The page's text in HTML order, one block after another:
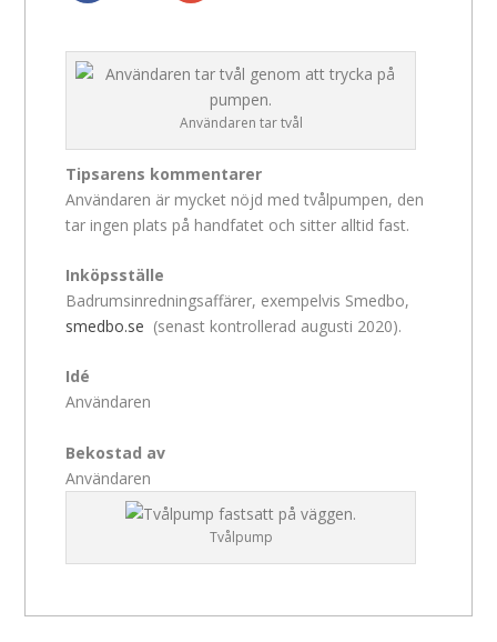
Användaren tar tvål
Tipsarens kommentarer
Användaren är mycket nöjd med tvålpumpen, den
tar ingen plats på handfatet och sitter alltid fast.
Inköpsställe
Badrumsinredningsaffärer, exempelvis Smedbo,
smedbo.se (senast kontrollerad augusti 2020).
Idé
Användaren
Bekostad av
Användaren
Tvålpump